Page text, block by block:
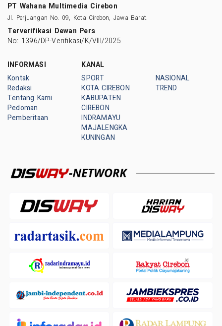
PT Wahana Multimedia Cirebon
Jl. Perjuangan No. 09, Kota Cirebon, Jawa Barat.
Terverifikasi Dewan Pers
No: 1396/DP-Verifikasi/K/VIII/2025
INFORMASI
Kontak
Redaksi
Tentang Kami
Pedoman
Pemberitaan
KANAL
SPORT
KOTA CIREBON
KABUPATEN
CIREBON
INDRAMAYU
MAJALENGKA
KUNINGAN
NASIONAL
TREND